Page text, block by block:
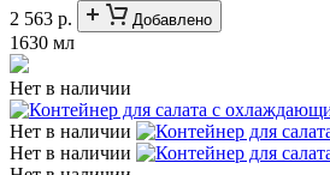
2 563 р.
Добавлено
1630 мл
Нет в наличии
Нет в наличии
Нет в наличии